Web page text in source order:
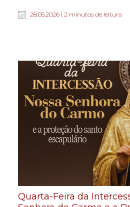
28.05.2026 | 2 minutos de leitura
Quarta-Feira da